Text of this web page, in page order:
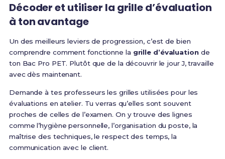
Décoder et utiliser la grille d’évaluation
à ton avantage
Un des meilleurs leviers de progression, c’est de bien
comprendre comment fonctionne la grille d’évaluationde
ton Bac Pro PET. Plutôt que de la découvrir le jour J, travaille
avec dès maintenant.
Demande à tes professeurs les grilles utilisées pour les
évaluations en atelier. Tu verras qu’elles sont souvent
proches de celles de l’examen. On y trouve des lignes
comme l’hygiène personnelle, l’organisation du poste, la
maîtrise des techniques, le respect des temps, la
communication avec le client.